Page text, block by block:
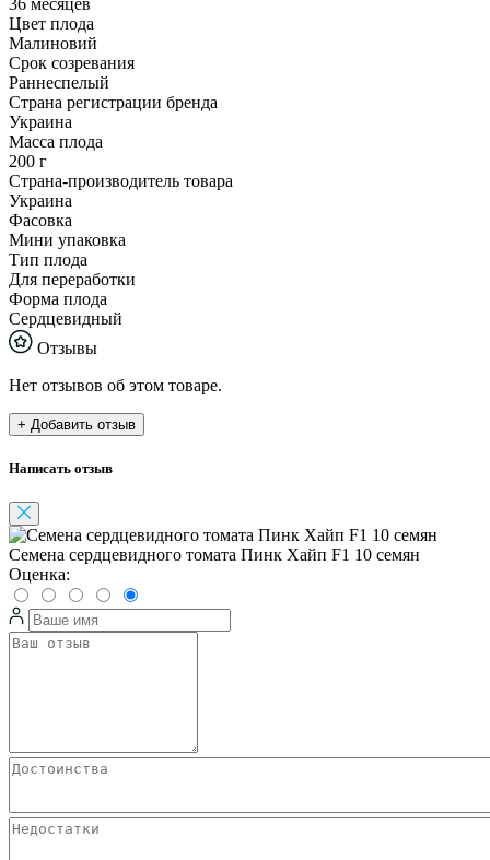
Цвет плода
Малиновий
Срок созревания
Раннеспелый
Страна регистрации бренда
Украина
Масса плода
200 г
Страна-производитель товара
Украина
Фасовка
Мини упаковка
Тип плода
Для переработки
Форма плода
Сердцевидный
Отзывы
Нет отзывов об этом товаре.
+ Добавить отзыв
Написать отзыв
Семена сердцевидного томата Пинк Хайп F1 10 семян
Оценка: